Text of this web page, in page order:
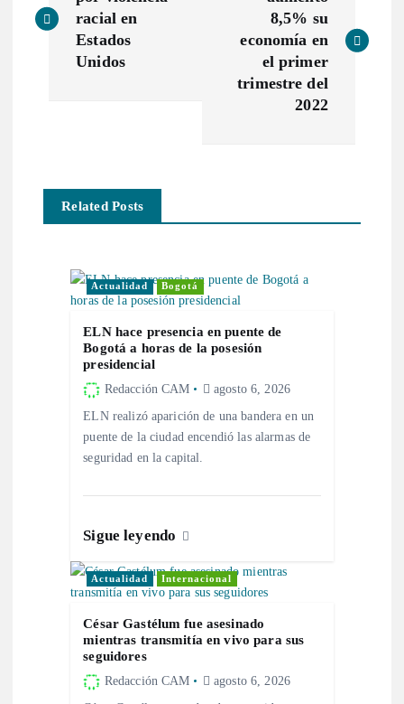
a
c
racial en
Estados
Unidos
8,5% su
economía en
el primer
trimestre del
2022
Related Posts
Actualidad Bogotá
ELN hace presencia en puente de
Bogotá a horas de la posesión
presidencial
Redacción CAM agosto 6, 2026
ELN realizó aparición de una bandera en un
puente de la ciudad encendió las alarmas de
seguridad en la capital.
Sigue leyendo
Actualidad Internacional
César Gastélum fue asesinado
mientras transmitía en vivo para sus
seguidores
Redacción CAM agosto 6, 2026